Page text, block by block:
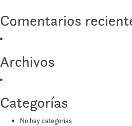
Comentarios
Archivos
Categorías
No hay categorías